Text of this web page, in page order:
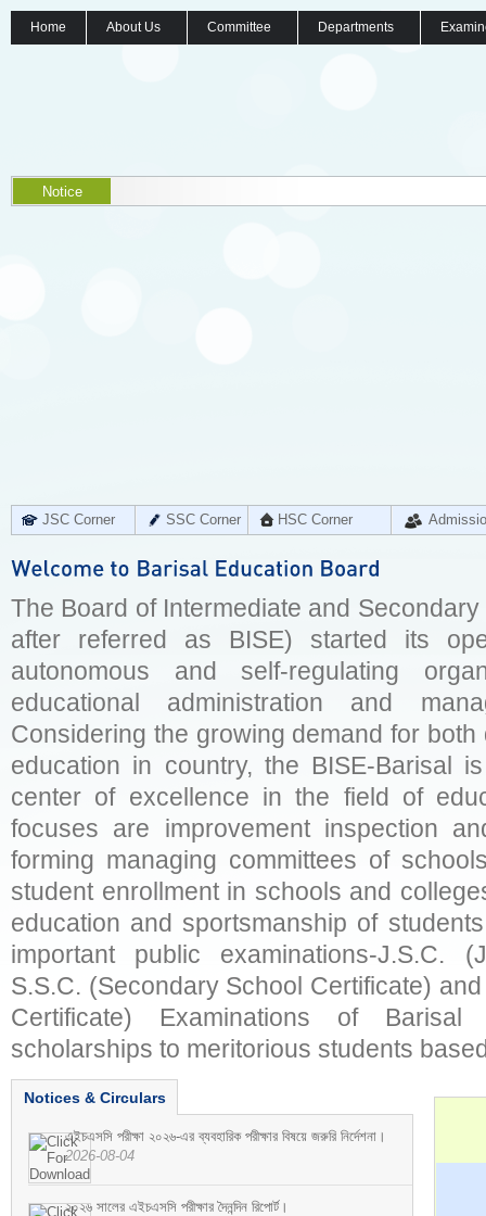
Home About Us Committee Departments
Notice
JSC Corner SSC Corner HSC Corner
The Board of Intermediate and
after referred as BISE) started its
autonomous and self-regulating
educational administration and
Considering the growing demand for
education in country, the BISE-Barisal
center of excellence in the field of
focuses are improvement inspection
forming managing committees of
student enrollment in schools and
education and sportsmanship of
important public examinations-J.S.C.
S.S.C. (Secondary School Certificate)
Certificate) Examinations of
scholarships to meritorious students
Notices & Circulars
এইচএসসি পরীক্ষা ২০২৬-এর ব্যবহারিক পরীক্ষার বিষয়ে জরুরি নির্দেশনা।
2026-08-04
২০২৬ সালের এইচএসসি পরীক্ষার দৈনন্দিন রিপোর্ট।